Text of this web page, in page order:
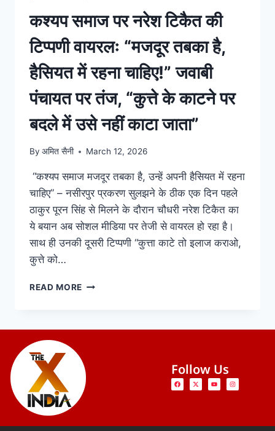
कश्यप समाज पर नरेश टिकैत की
टिप्पणी वायरलः “मजदूर तबका है,
हैसियत में रहना चाहिए!” जवाबी
पंचायत पर तंज, “कुत्ते के काटने पर
बदले में उसे नहीं काटा जाता”
By अमित सैनी March 12, 2026
“कश्यप समाज मजदूर तबका है, उन्हें अपनी हैसियत में रहना
चाहिए” – नसीरपुर प्रकरण सुलझने के ठीक एक दिन पहले
ठाकुर पूरन सिंह से मिलने के दौरान चौधरी नरेश टिकैत का
ये बयान अब सोशल मीडिया पर तेजी से वायरल हो रहा है।
साथ ही उनकी दूसरी टिप्पणी “कुत्ता काटे तो इलाज कराओ,
कुत्ते को…
READ MORE
Follow Us